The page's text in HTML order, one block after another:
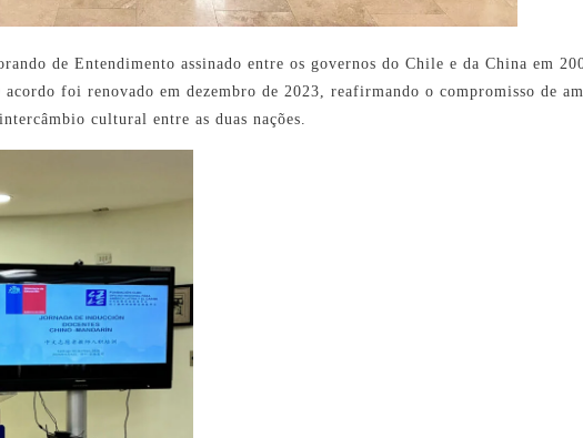
de Entendimento assinado entre os governos do Chile e da China em
acordo foi renovado em dezembro de 2023, reafirmando o compromisso de
cultural entre as duas nações.